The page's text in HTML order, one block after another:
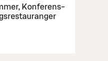
Konferens-